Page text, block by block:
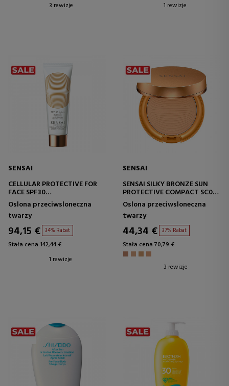
3 rewizje
1 rewizje
SENSAI
CELLULAR PROTECTIVE FOR
FACE SPF30
KREM PRZECIWSŁONECZNY
DO TWARZY
Oslona przeciwsloneczna
twarzy
94,15 € 34% Rabat
Stała cena 142,44 €
1 rewizje
SENSAI
SENSAI SILKY BRONZE SUN
PROTECTIVE COMPACT SC02
KOMPAKTOWA BAZA POD
MAKIJAŻ
Oslona przeciwsloneczna
twarzy
44,34 € 37% Rabat
Stała cena 70,79 €
3 rewizje